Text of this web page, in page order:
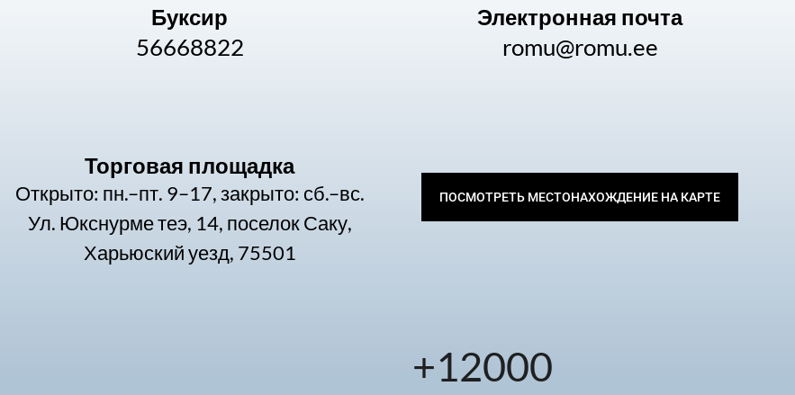
Буксир
56668822
Электронная почта
romu@romu.ee
Торговая площадка
Открыто: пн.–пт. 9–17, закрыто: сб.–вс.
Ул. Юкснурме теэ, 14, поселок Саку,
Харьюский уезд, 75501
ПОСМОТРЕТЬ МЕСТОНАХОЖДЕНИЕ НА КАРТЕ
+12000